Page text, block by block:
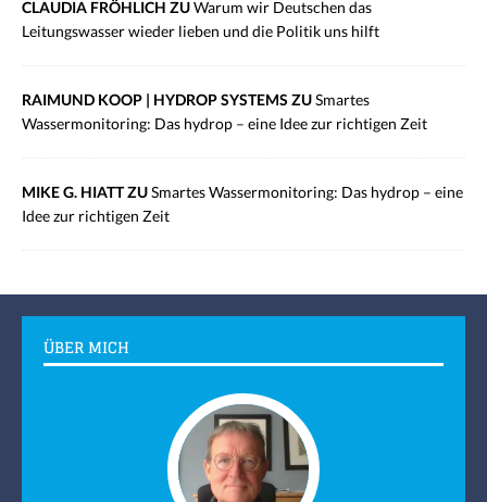
CLAUDIA FRÖHLICH ZUWarum wir Deutschen das
Leitungswasser wieder lieben und die Politik uns hilft
RAIMUND KOOP | HYDROP SYSTEMS ZUSmartes
Wassermonitoring: Das hydrop – eine Idee zur richtigen Zeit
MIKE G. HIATT ZUSmartes Wassermonitoring: Das hydrop – eine
Idee zur richtigen Zeit
ÜBER MICH